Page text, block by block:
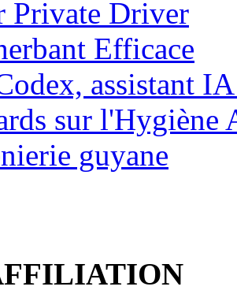
Private Driver
Efficace
assistant
sur l'Hygiène
guyane